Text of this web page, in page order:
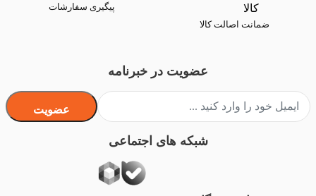
ضمانت اصالت کالا
پیگیری سفارشات
عضویت در خبرنامه
عضویت
شبکه های اجتماعی